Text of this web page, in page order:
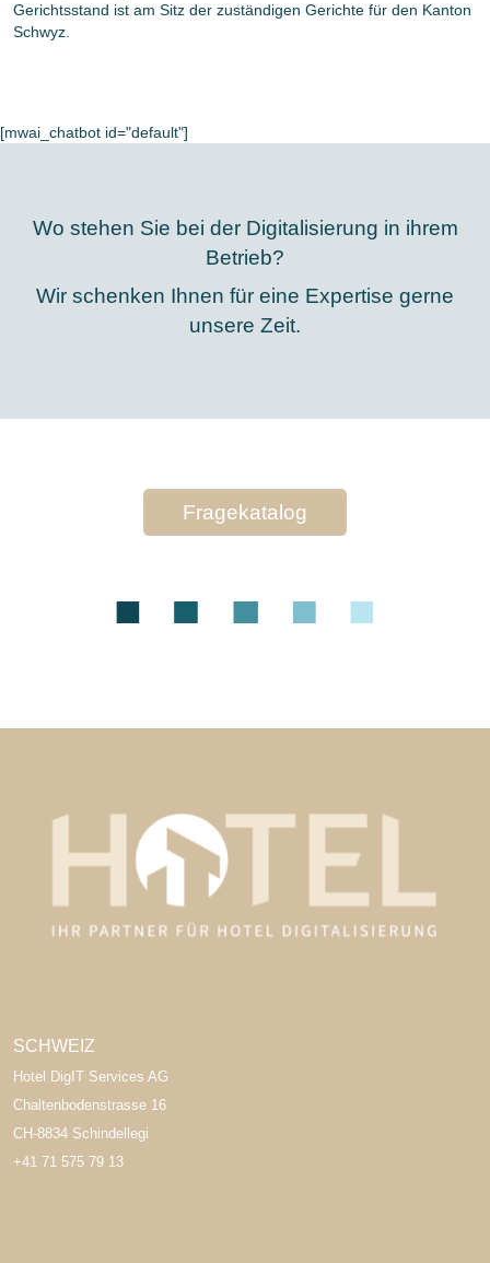
Gerichtsstand ist am Sitz der zuständigen Gerichte für den Kanton
Schwyz.
[mwai_chatbot id="default"]
Wo stehen Sie bei der Digitalisierung in ihrem
Betrieb?
Wir schenken Ihnen für eine Expertise gerne
unsere Zeit.
Fragekatalog
SCHWEIZ
Hotel DigIT Services AG
Chaltenbodenstrasse 16
CH-8834 Schindellegi
+41 71 575 79 13